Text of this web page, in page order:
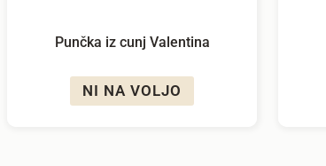
Punčka iz cunj Valentina
NI NA VOLJO